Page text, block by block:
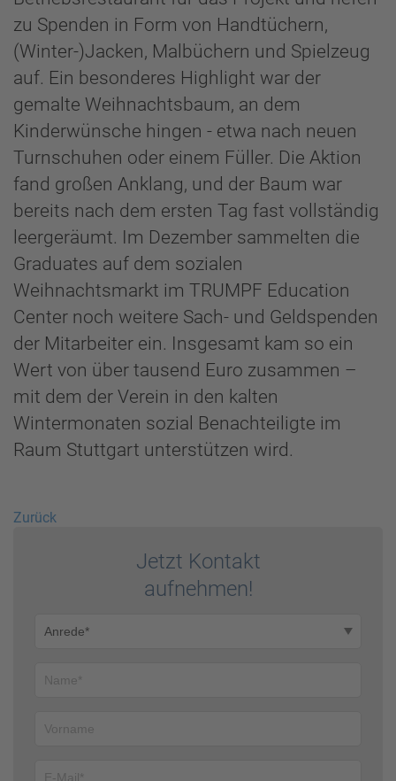
zu Spenden in Form von Handtüchern,
(Winter-)Jacken, Malbüchern und Spielzeug
auf. Ein besonderes Highlight war der
gemalte Weihnachtsbaum, an dem
Kinderwünsche hingen - etwa nach neuen
Turnschuhen oder einem Füller. Die Aktion
fand großen Anklang, und der Baum war
bereits nach dem ersten Tag fast vollständig
leergeräumt. Im Dezember sammelten die
Graduates auf dem sozialen
Weihnachtsmarkt im TRUMPF Education
Center noch weitere Sach- und Geldspenden
der Mitarbeiter ein. Insgesamt kam so ein
Wert von über tausend Euro zusammen –
mit dem der Verein in den kalten
Wintermonaten sozial Benachteiligte im
Raum Stuttgart unterstützen wird.
Zurück
Jetzt Kontakt
auf­nehmen!